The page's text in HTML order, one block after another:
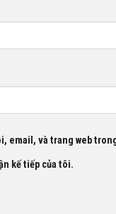
email, và trang web
kế tiếp của tôi.